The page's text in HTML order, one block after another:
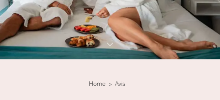
Home Avis